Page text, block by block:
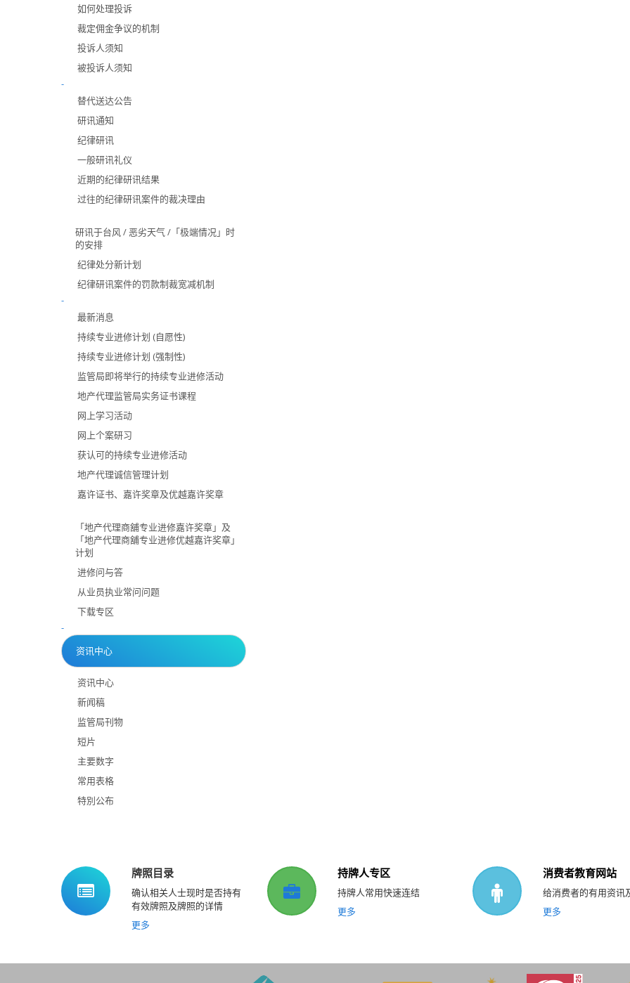
如何处理投诉
裁定佣金争议的机制
投诉人须知
被投诉人须知
-
替代送达公告
研讯通知
纪律研讯
一般研讯礼仪
近期的纪律研讯结果
过往的纪律研讯案件的裁决理由
研讯于台风 / 恶劣天气 /「极端情况」时
的安排
纪律处分新计划
纪律研讯案件的罚款制裁宽减机制
-
最新消息
持续专业进修计划 (自愿性)
持续专业进修计划 (强制性)
监管局即将举行的持续专业进修活动
地产代理监管局实务证书课程
网上学习活动
网上个案研习
获认可的持续专业进修活动
地产代理诚信管理计划
嘉许证书、嘉许奖章及优越嘉许奖章
「地产代理商舖专业进修嘉许奖章」及
「地产代理商舖专业进修优越嘉许奖章」
计划
进修问与答
从业员执业常问问题
下载专区
-
资讯中心
资讯中心
新闻稿
监管局刊物
短片
主要数字
常用表格
特別公布
牌照目录
确认相关人士现时是否持有
有效牌照及牌照的详情
更多
持牌人专区
持牌人常用快速连结
更多
消费者教育网站
给消费者的有用资讯
更多